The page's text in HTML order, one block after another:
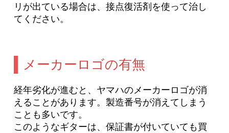
リが出ている場合は、接点復活剤を使って治し
てください。
メーカーロゴの有無
経年劣化が進むと、ヤマハのメーカーロゴが消
えることがあります。製造番号が消えてしまう
ことも多いです。
このようなギターは、保証書が付いていても買